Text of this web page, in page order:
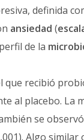
definida
ansiedad (
de la
recibió
al placebo. La
se
Algo similar